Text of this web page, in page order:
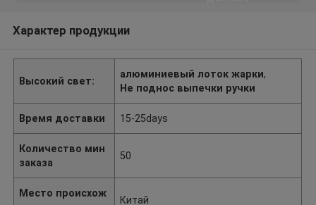
Характер продукции
Высокий свет:
алюминиевый лоток жарки,
Не поднос выпечки ручки
Время доставки 15-25days
Количество мин
заказа
50
Место происхож
Китай